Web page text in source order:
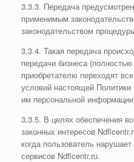
3.3.3. Передача
применимым
законодательством
3.3.4. Такая передача
передачи бизнеса
приобретателю переходят
условий настоящей
им персональной
3.3.5. В целях обеспечения
законных интересов
когда пользователь нарушает
сервисов Ndflcentr.ru.